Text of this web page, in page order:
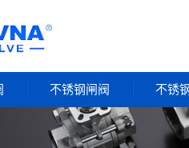
不锈钢闸阀 不锈